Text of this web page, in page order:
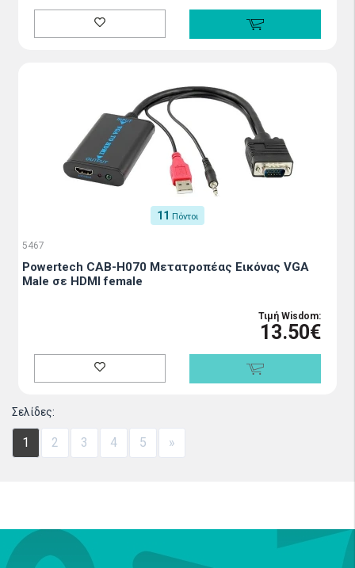
11 Πόντοι
5467
Powertech CAB-H070 Μετατροπέας Εικόνας VGA
Male σε HDMI female
Τιμή Wisdom:
13.50€
Σελίδες:
1 2 3 4 5 »